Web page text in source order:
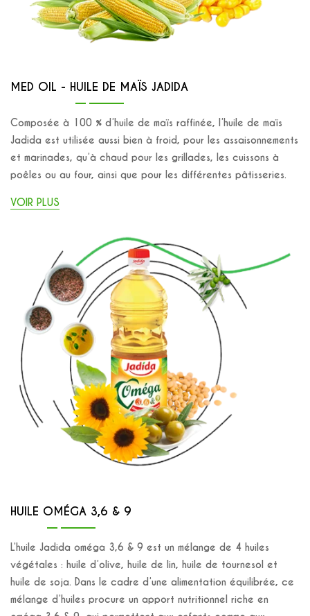
MED OIL - HUILE DE MAÏS JADIDA
Composée à 100 % d’huile de maïs raffinée, l’huile de maïs
Jadida est utilisée aussi bien à froid, pour les assaisonnements
et marinades, qu’à chaud pour les grillades, les cuissons à
poêles ou au four, ainsi que pour les différentes pâtisseries.
VOIR PLUS
HUILE OMÉGA 3,6 & 9
L’huile Jadida oméga 3,6 & 9 est un mélange de 4 huiles
végétales : huile d’olive, huile de lin, huile de tournesol et
huile de soja. Dans le cadre d’une alimentation équilibrée, ce
mélange d’huiles procure un apport nutritionnel riche en